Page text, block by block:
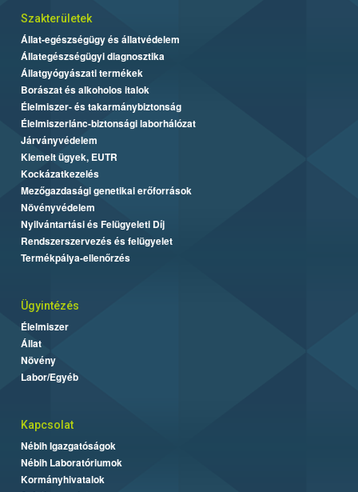
Szakterületek
Állat-egészségügy és állatvédelem
Állategészségügyi diagnosztika
Állatgyógyászati termékek
Borászat és alkoholos italok
Élelmiszer- és takarmánybiztonság
Élelmiszerlánc-biztonsági laborhálózat
Járványvédelem
Kiemelt ügyek, EUTR
Kockázatkezelés
Mezőgazdasági genetikai erőforrások
Növényvédelem
Nyilvántartási és Felügyeleti Díj
Rendszerszervezés és felügyelet
Termékpálya-ellenőrzés
Ügyintézés
Élelmiszer
Állat
Növény
Labor/Egyéb
Kapcsolat
Nébih Igazgatóságok
Nébih Laboratóriumok
Kormányhivatalok